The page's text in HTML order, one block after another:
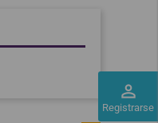
perm_identity
Registrarse